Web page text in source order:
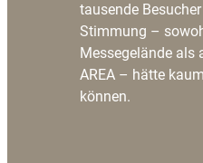
tausende
Stimmung –
Messegelände als
AREA – hätte
können.